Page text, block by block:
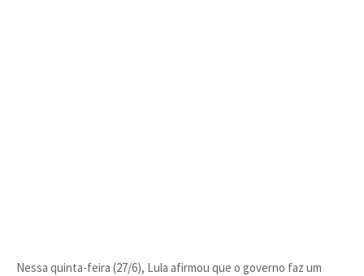
Nessa quinta-feira (27/6), Lula afirmou que o governo faz um